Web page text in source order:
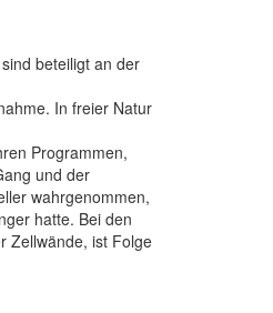
beteiligt an der
In freier Natur
Programmen,
und der
wahrgenommen,
hatte. Bei den
Zellwände, ist Folge